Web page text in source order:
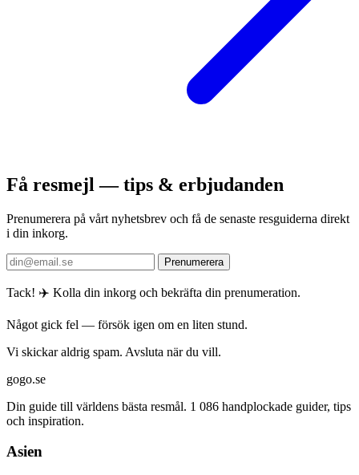
Få resmejl — tips & erbjudanden
Prenumerera på vårt nyhetsbrev och få de senaste resguiderna direkt
i din inkorg.
Prenumerera
Tack! ✈️ Kolla din inkorg och bekräfta din prenumeration.
Något gick fel — försök igen om en liten stund.
Vi skickar aldrig spam. Avsluta när du vill.
gogo.se
Din guide till världens bästa resmål. 1 086 handplockade guider, tips
och inspiration.
Asien